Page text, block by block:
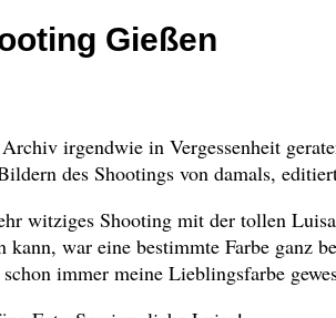
Gießen
irgendwie in Vergessenheit
des Shootings von damals,
witziges Shooting mit der tollen
kann, war eine bestimmte Farbe ganz
immer meine Lieblingsfarbe